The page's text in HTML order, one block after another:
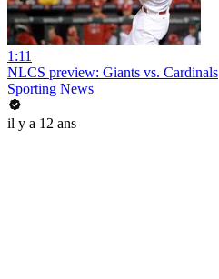
1:11
NLCS preview: Giants vs. Cardinals
Sporting News
il y a 12 ans